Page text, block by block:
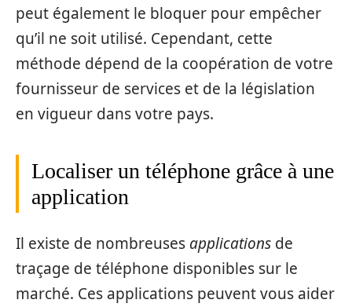
peut également le bloquer pour empêcher
qu’il ne soit utilisé. Cependant, cette
méthode dépend de la coopération de votre
fournisseur de services et de la législation
en vigueur dans votre pays.
Localiser un téléphone grâce à une
application
Il existe de nombreuses applications de
traçage de téléphone disponibles sur le
marché. Ces applications peuvent vous aider